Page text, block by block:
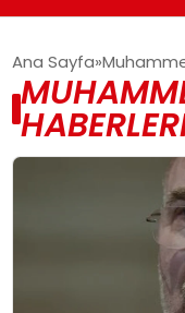
GUNCEL
YAŞAM
Ana Sayfa